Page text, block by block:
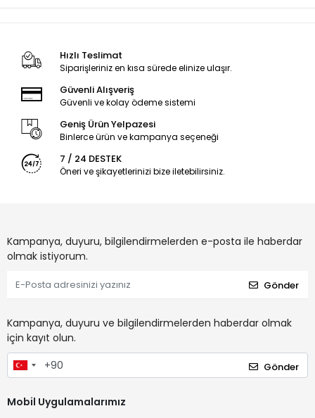
Hızlı Teslimat
Siparişleriniz en kısa sürede elinize ulaşır.
Güvenli Alışveriş
Güvenli ve kolay ödeme sistemi
Geniş Ürün Yelpazesi
Binlerce ürün ve kampanya seçeneği
7 / 24 DESTEK
Öneri ve şikayetlerinizi bize iletebilirsiniz.
Kampanya, duyuru, bilgilendirmelerden e-posta ile haberdar
olmak istiyorum.
Gönder
Kampanya, duyuru ve bilgilendirmelerden haberdar olmak
için kayıt olun.
Gönder
Mobil Uygulamalarımız